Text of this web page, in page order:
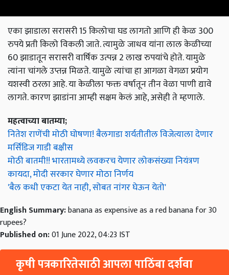
एका झाडाला सरासरी 15 किलोचा घड लागतो आणि ही केळ 300
रुपये प्रती किलो विकली जाते. त्यामुळे जाधव यांना लाल केळीच्या
60 झाडातून सरासरी वार्षिक उत्पन्न 2 लाख रुपयांचे होते. यामुळे
त्यांना चांगले उप्तन्न मिळते. यामुळे त्यांचा हा आगळा वेगळा प्रयोग
यशस्वी ठरला आहे. या केळीला फक्त वर्षातून तीन वेळा पाणी द्यावे
लागते. कारण झाडांना आम्ही सक्षम केलं आहे, असेही ते म्हणाले.
महत्वाच्या बातम्या;
नितेश राणेंची मोठी घोषणा! बैलगाडा शर्यतीतील विजेत्याला देणार
मर्सिडिज गाडी बक्षीस
मोठी बातमी!! भारतामध्ये लवकरच येणार लोकसंख्या नियंत्रण
कायदा, मोदी सरकार घेणार मोठा निर्णय
'बैल कधी एकटा येत नाही, सोबत नांगर घेऊन येतो'
English Summary:banana as expensive as a red banana for 30
rupees?
Published on:01 June 2022, 04:23 IST
कृषी पत्रकारितेसाठी आपला पाठिंबा दर्शवा